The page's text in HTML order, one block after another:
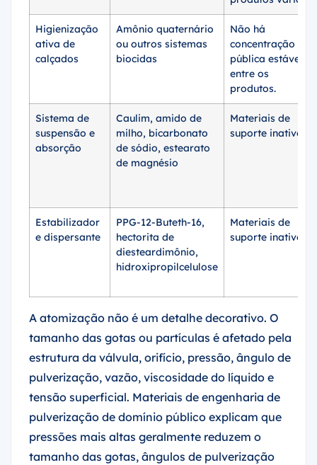
Higienização
ativa de
calçados
Amônio quaternário
ou outros sistemas
biocidas
Não há
concentração
pública estável
entre os
produtos.
Sistema de
suspensão e
absorção
Caulim, amido de
milho, bicarbonato
de sódio, estearato
de magnésio
Materiais de
suporte inativos
Estabilizador
e dispersante
PPG-12-Buteth-16,
hectorita de
diesteardimônio,
hidroxipropilcelulose
Materiais de
suporte inativos
A atomização não é um detalhe decorativo. O
tamanho das gotas ou partículas é afetado pela
estrutura da válvula, orifício, pressão, ângulo de
pulverização, vazão, viscosidade do líquido e
tensão superficial. Materiais de engenharia de
pulverização de domínio público explicam que
pressões mais altas geralmente reduzem o
tamanho das gotas, ângulos de pulverização